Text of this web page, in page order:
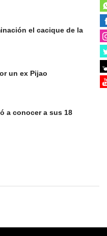
el cacique de la
un ex Pijao
a conocer a sus 18